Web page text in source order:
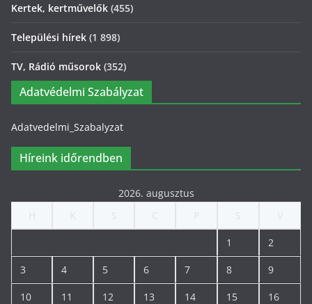
Kertek, kertművelők (455)
Települési hírek (1 898)
TV, Rádió műsorok (352)
Adatvédelmi Szabályzat
Adatvedelmi_Szabalyzat
Híreink időrendben
2026. augusztus
1 2
3 4 5 6 7 8 9
10 11 12 13 14 15 16